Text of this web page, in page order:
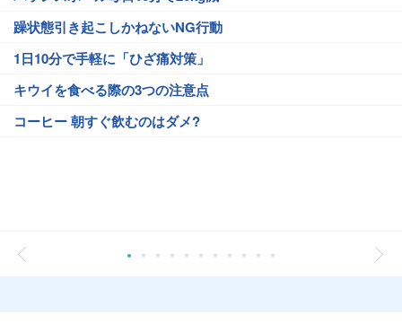
躁状態引き起こしかねないNG行動
1日10分で手軽に「ひざ痛対策」
キウイを食べる際の3つの注意点
コーヒー 朝すぐ飲むのはダメ?